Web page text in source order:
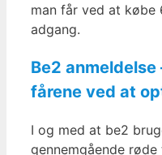
man får ved at købe
adgang.
Be2
fårene ved at
I og med at be2
gennemgående